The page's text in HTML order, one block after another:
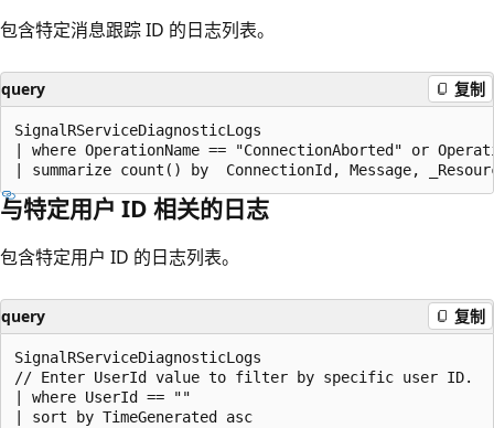
包含特定消息跟踪 ID 的日志列表。
query 复制
SignalRServiceDiagnosticLogs
| where OperationName == "ConnectionAborted" or
与特定用户 ID 相关的日志
包含特定用户 ID 的日志列表。
query 复制
SignalRServiceDiagnosticLogs
// Enter UserId value to filter by specific user ID.
| where UserId == ""
| sort by TimeGenerated asc